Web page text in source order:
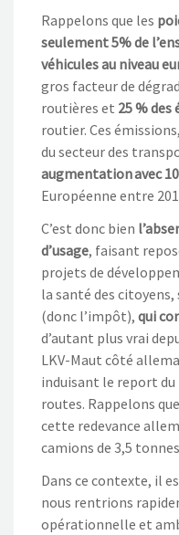
Rappelons que les
seulement 5% de
véhicules au niveau
gros facteur de
routières et 25 % des
routier. Ces
du secteur des
augmentation avec
Européenne entre
C’est donc bien
d’usage, faisant
projets de
la santé des
(donc l’impôt), qui
d’autant plus vrai
LKV-Maut côté
induisant le report
routes. Rappelons
cette redevance
camions de 3,5
Dans ce contexte, il
nous rentrions
opérationnelle et